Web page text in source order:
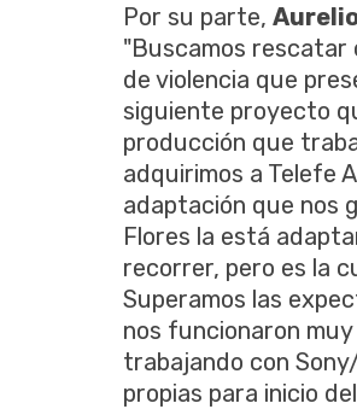
Por su parte,
"Buscamos rescatar
de violencia que
siguiente proyecto
producción que
adquirimos a Telefe
adaptación que nos
Flores la está
recorrer, pero es la
Superamos las
nos funcionaron
trabajando con
propias para inicio